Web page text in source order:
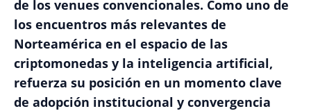
de los venues convencionales. Como uno de
los encuentros más relevantes de
Norteamérica en el espacio de las
criptomonedas y la inteligencia artificial,
refuerza su posición en un momento clave
de adopción institucional y convergencia